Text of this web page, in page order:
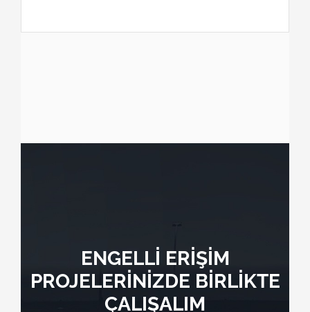
ENGELLİ ERİŞİM
PROJELERİNİZDE BİRLİKTE
ÇALIŞALIM